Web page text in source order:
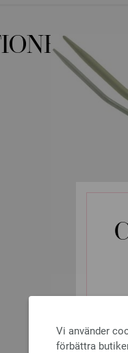
Vi använder
förbättra